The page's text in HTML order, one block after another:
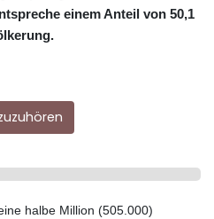
einem Anteil von 50,1
halbe Million (505.000)